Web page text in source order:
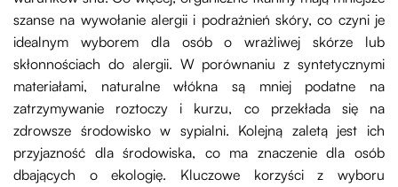
szanse na wywołanie alergii i podrażnień skóry, co czyni je
idealnym wyborem dla osób o wrażliwej skórze lub
skłonnościach do alergii. W porównaniu z syntetycznymi
materiałami, naturalne włókna są mniej podatne na
zatrzymywanie roztoczy i kurzu, co przekłada się na
zdrowsze środowisko w sypialni. Kolejną zaletą jest ich
przyjazność dla środowiska, co ma znaczenie dla osób
dbających o ekologię. Kluczowe korzyści z wyboru